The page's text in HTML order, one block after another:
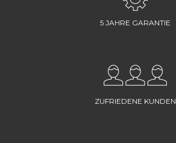
5 JAHRE GARANTIE
ZUFRIEDENE KUNDEN